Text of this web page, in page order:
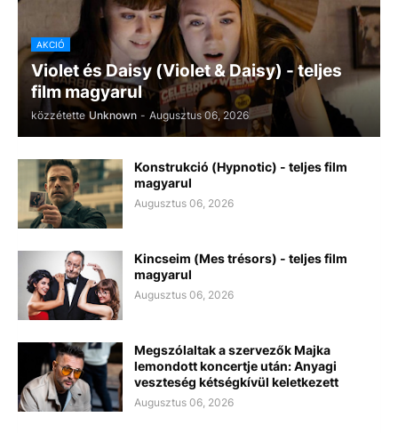
AKCIÓ
Violet és Daisy (Violet & Daisy) - teljes
film magyarul
közzétette Unknown - Augusztus 06, 2026
Konstrukció (Hypnotic) - teljes film
magyarul
Augusztus 06, 2026
Kincseim (Mes trésors) - teljes film
magyarul
Augusztus 06, 2026
Megszólaltak a szervezők Majka
lemondott koncertje után: Anyagi
veszteség kétségkívül keletkezett
Augusztus 06, 2026